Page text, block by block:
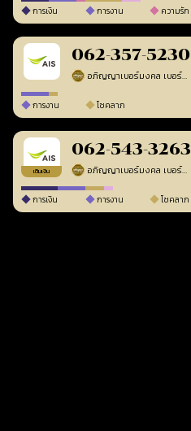
การเงิน การงาน ความรัก
062-357-5230
อภิญญาเบอร์มงคล เบอร์สวยเลขศาสตร์
การงาน โชคลาภ
เติมเงิน
062-543-3263
อภิญญาเบอร์มงคล เบอร์สวยเลขศาสตร์
การเงิน การงาน โชคลาภ